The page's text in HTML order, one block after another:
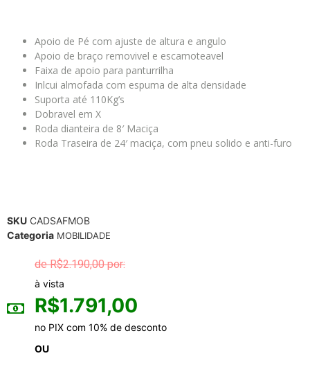
Apoio de Pé com ajuste de altura e angulo
Apoio de braço removivel e escamoteavel
Faixa de apoio para panturrilha
Inlcui almofada com espuma de alta densidade
Suporta até 110Kg’s
Dobravel em X
Roda dianteira de 8′ Maciça
Roda Traseira de 24′ maciça, com pneu solido e anti-furo
SKU CADSAFMOB
Categoria MOBILIDADE
R$2.190,00
à vista
R$1.791,00
no PIX com 10% de desconto
OU